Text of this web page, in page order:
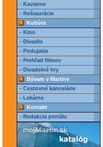
- Kaviarne
- Reštaurácie
Kultúra
- Kino
- Divadlo
- Podujatia
- Prehľad filmov
- Divadelné hry
Bývam v Martine
- Cestovné kancelárie
- Lekárne
Kontakt
- Redakcia portálu